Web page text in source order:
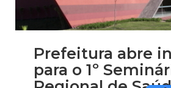
Prefeitura abre
para o 1º